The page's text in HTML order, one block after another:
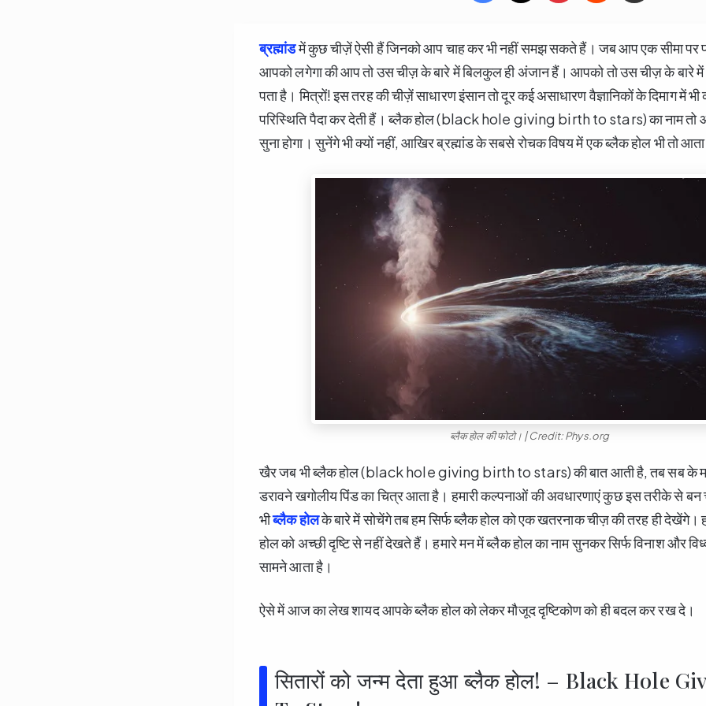
ब्रह्मांडमें कुछ चीज़ें ऐसी हैं जिनको आप चाह कर भी नहीं समझ सकते हैं। जब आप एक सीमा पर
आपको लगेगा की आप तो उस चीज़ के बारे में बिलकुल ही अंजान हैं। आपको तो उस चीज़ के बारे में
पता है। मित्रों! इस तरह की चीज़ें साधारण इंसान तो दूर कई असाधारण वैज्ञानिकों के दिमाग में
परिस्थिति पैदा कर देती हैं। ब्लैक होल (black hole giving birth to stars) का नाम तो
सुना होगा। सुनेंगे भी क्यों नहीं, आखिर ब्रह्मांड के सबसे रोचक विषय में एक ब्लैक होल भी तो
ब्लैक होल की फोटो। | Credit: Phys.org
खैर जब भी ब्लैक होल (black hole giving birth to stars) की बात आती है, तब सब के
डरावने खगोलीय पिंड का चित्र आता है। हमारी कल्पनाओं की अवधारणाएं कुछ इस तरीके से
भीब्लैक होलके बारे में सोचेंगे तब हम सिर्फ ब्लैक होल को एक खतरनाक चीज़ की तरह ही देखेंगे।
होल को अच्छी दृष्टि से नहीं देखते हैं। हमारे मन में ब्लैक होल का नाम सुनकर सिर्फ विनाश और
सामने आता है।
ऐसे में आज का लेख शायद आपके ब्लैक होल को लेकर मौजूद दृष्टिकोण को ही बदल कर रख दे।
सितारों को जन्म देता हुआ ब्लैक होल! – Black Hole